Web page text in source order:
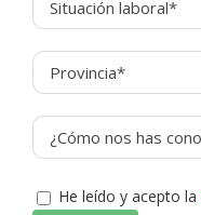
He leído y acepto la